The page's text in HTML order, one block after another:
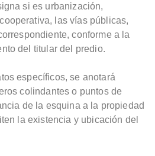
si es urbanización,
las vías públicas,
conforme a la
del titular del predio.
específicos, se anotará
colindantes o puntos de
de la esquina a la propiedad
la existencia y ubicación del